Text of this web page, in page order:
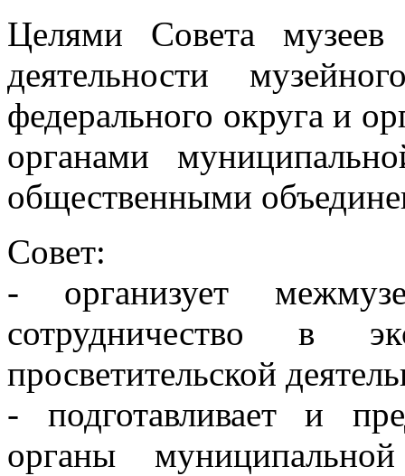
Целями Совета
деятельности
федерального округа и
органами
общественными
Совет:
- организует
сотрудничество в
просветительской
- подготавливает и
органы